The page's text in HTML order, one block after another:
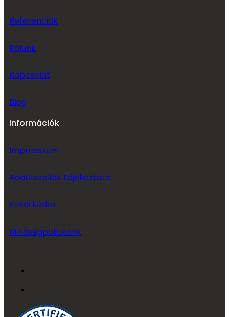
Referenciák
Rólunk
Kapcsolat
Blog
Információk
Impresszum
Adatkezelési Tájékoztató
Etikai kódex
Minőségpolitikánk